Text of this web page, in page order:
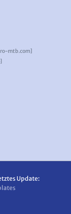
mtb.com]
Update: